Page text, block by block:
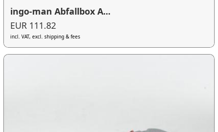
ingo-man Abfallbox A...
EUR 111.82
incl. VAT, excl. shipping & fees